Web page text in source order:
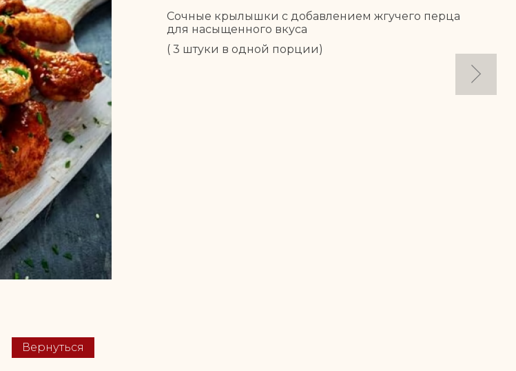
Сочные крылышки с добавлением жгучего перца
для насыщенного вкуса
( 3 штуки в одной порции)
Вернуться